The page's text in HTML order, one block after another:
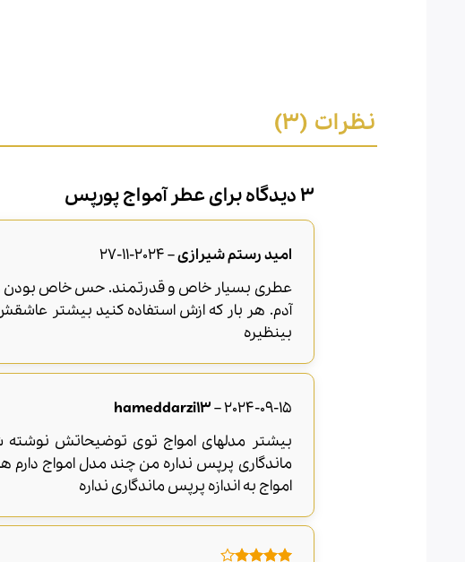
نظرات (3)
3 دیدگاه برای عطر آمواج پورپس
امید رستم شیرازی–
2024-11-27
عطری بسیار خاص و قدرتمند. حس خاص بودن رو
آدم. هر بار که ازش استفاده کنید بیشتر
بینظیره
hameddarzi13–2024-09-15
بیشتر مدلهای امواج توی توضیحاتش نوشته
ماندگاری پرپس نداره من چند مدل امواج
امواج به اندازه پرپس ماندگاری نداره